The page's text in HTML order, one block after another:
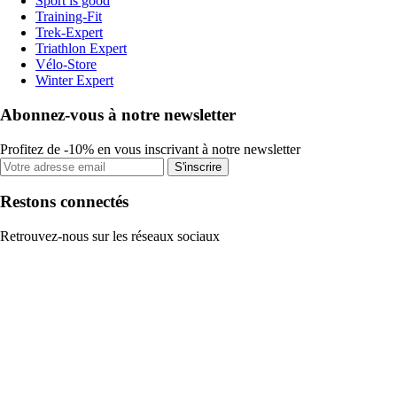
Training-Fit
Trek-Expert
Triathlon Expert
Vélo-Store
Winter Expert
Abonnez-vous à notre newsletter
Profitez de -10% en vous inscrivant à notre newsletter
S'inscrire
Restons connectés
Retrouvez-nous sur les réseaux sociaux